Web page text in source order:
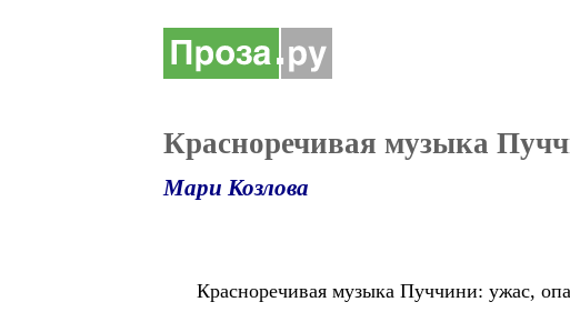
Красноречивая музыка
Мари Козлова
Красноречивая музыка Пуччини: ужас,